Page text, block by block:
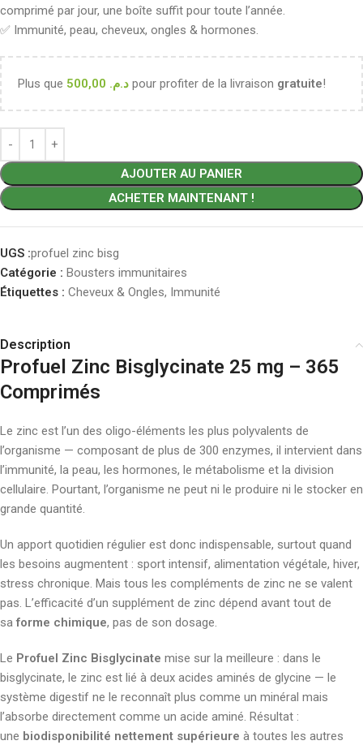
comprimé par jour, une boîte suffit pour toute l’année.
✅ Immunité, peau, cheveux, ongles & hormones.
Plus que د.م. pour profiter de la livraison gratuite!
AJOUTER AU PANIER
ACHETER MAINTENANT !
UGS :profuel zinc bisg
Catégorie : Bousters immunitaires
Étiquettes : Cheveux & Ongles, Immunité
Description
Profuel Zinc Bisglycinate 25 mg – 365
Comprimés
Le zinc est l’un des oligo-éléments les plus polyvalents de
l’organisme — composant de plus de 300 enzymes, il intervient dans
l’immunité, la peau, les hormones, le métabolisme et la division
cellulaire. Pourtant, l’organisme ne peut ni le produire ni le stocker en
grande quantité.
Un apport quotidien régulier est donc indispensable, surtout quand
les besoins augmentent : sport intensif, alimentation végétale, hiver,
stress chronique. Mais tous les compléments de zinc ne se valent
pas. L’efficacité d’un supplément de zinc dépend avant tout de
saforme chimique, pas de son dosage.
Le Profuel Zinc Bisglycinate mise sur la meilleure : dans le
bisglycinate, le zinc est lié à deux acides aminés de glycine — le
système digestif ne le reconnaît plus comme un minéral mais
l’absorbe directement comme un acide aminé. Résultat :
une biodisponibilité nettement supérieure à toutes les autres